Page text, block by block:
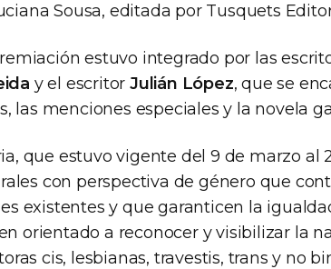
Sousa, editada por Tusquets
estuvo integrado por las
y el escritor Julián López, que se
las menciones especiales y la novela
que estuvo vigente del 9 de marzo al
con perspectiva de género que
existentes y que garanticen la
orientado a reconocer y visibilizar la
cis, lesbianas, travestis, trans y no